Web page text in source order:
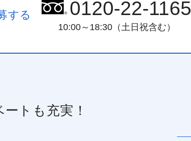
する 0120-22-1165
10:00～18:30（土日祝含む）
トも充実！